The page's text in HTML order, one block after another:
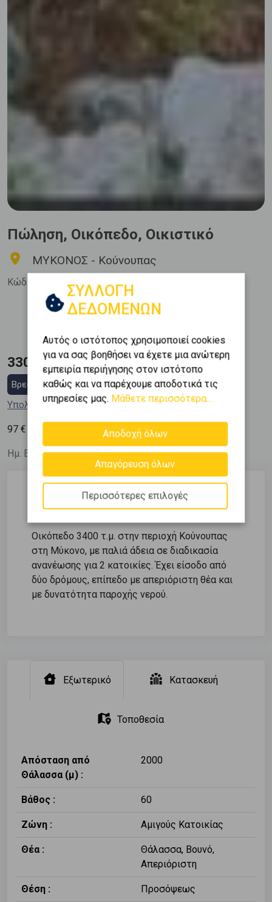
Πώληση, Οικόπεδο, Οικιστικό
ΜΥΚΟΝΟΣ - Κούνουπας
Κώδ. Ακινήτου:356116
Εμβαδόν
330.000 €
Βρες στεγαστικό δάνειο
Υπολόγισε τη δόση μου
97 € / m
Ημ. Ενημέρωσης: 16/04/26
Περιγραφή
Οικόπεδο 3400 τ.μ. στην περιοχή Κούνουπας
στη Μύκονο, με παλιά άδεια σε διαδικασία
ανανέωσης για 2 κατοικίες. Έχει είσοδο από
δύο δρόμους, επίπεδο με απεριόριστη θέα και
με δυνατότητα παροχής νερού.
Εξωτερικό Κατασκευή
Τοποθεσία
Απόσταση από
Θάλασσα (μ) :
2000
Βάθος : 60
Ζώνη : Αμιγούς Κατοικίας
Θέα :
Θάλασσα, Βουνό,
Απεριόριστη
Θέση : Προσόψεως
ΣΥΛΛΟΓΗ
ΔΕΔΟΜΕΝΩΝ
Αυτός ο ιστότοπος χρησιμοποιεί cookies
για να σας βοηθήσει να έχετε μια ανώτερη
εμπειρία περιήγησης στον ιστότοπο
καθώς και να παρέχουμε αποδοτικά τις
υπηρεσίες μας. Μάθετε περισσότερα...
Αποδοχή όλων
Απαγόρευση όλων
Περισσότερες επιλογές